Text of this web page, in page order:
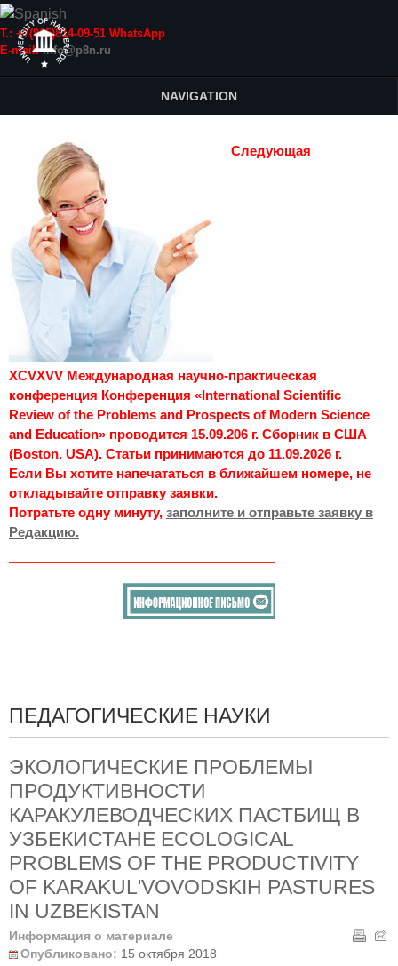
Т.: +7(915)814-09-51 WhatsApp
E-mail:info@p8n.ru
NAVIGATION
Следующая
XCVXVV Международная научно-практическая
конференция Конференция «International Scientific
Review of the Problems and Prospects of Modern Science
and Education» проводится 15.09.206 г. Сборник в США
(Boston. USA). Статьи принимаются до 11.09.2026 г.
Если Вы хотите напечататься в ближайшем номере, не
откладывайте отправку заявки.
Потратьте одну минуту, заполните и отправьте заявку в
Редакцию.
ПЕДАГОГИЧЕСКИЕ НАУКИ
ЭКОЛОГИЧЕСКИЕ ПРОБЛЕМЫ
ПРОДУКТИВНОСТИ
КАРАКУЛЕВОДЧЕСКИХ ПАСТБИЩ В
УЗБЕКИСТАНЕ ECOLOGICAL
PROBLEMS OF THE PRODUCTIVITY
OF KARAKUL'VOVODSKIH PASTURES
IN UZBEKISTAN
Информация о материале
Опубликовано: 15 октября 2018